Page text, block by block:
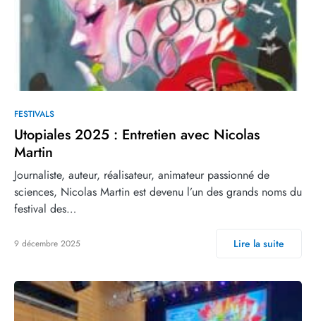
FESTIVALS
Utopiales 2025 : Entretien avec Nicolas
Martin
Journaliste, auteur, réalisateur, animateur passionné de
sciences, Nicolas Martin est devenu l’un des grands noms du
festival des…
9 décembre 2025 Lire la suite